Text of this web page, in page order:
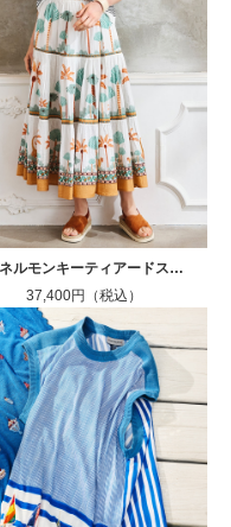
ルモンキーティアードス…
37,400円（税込）